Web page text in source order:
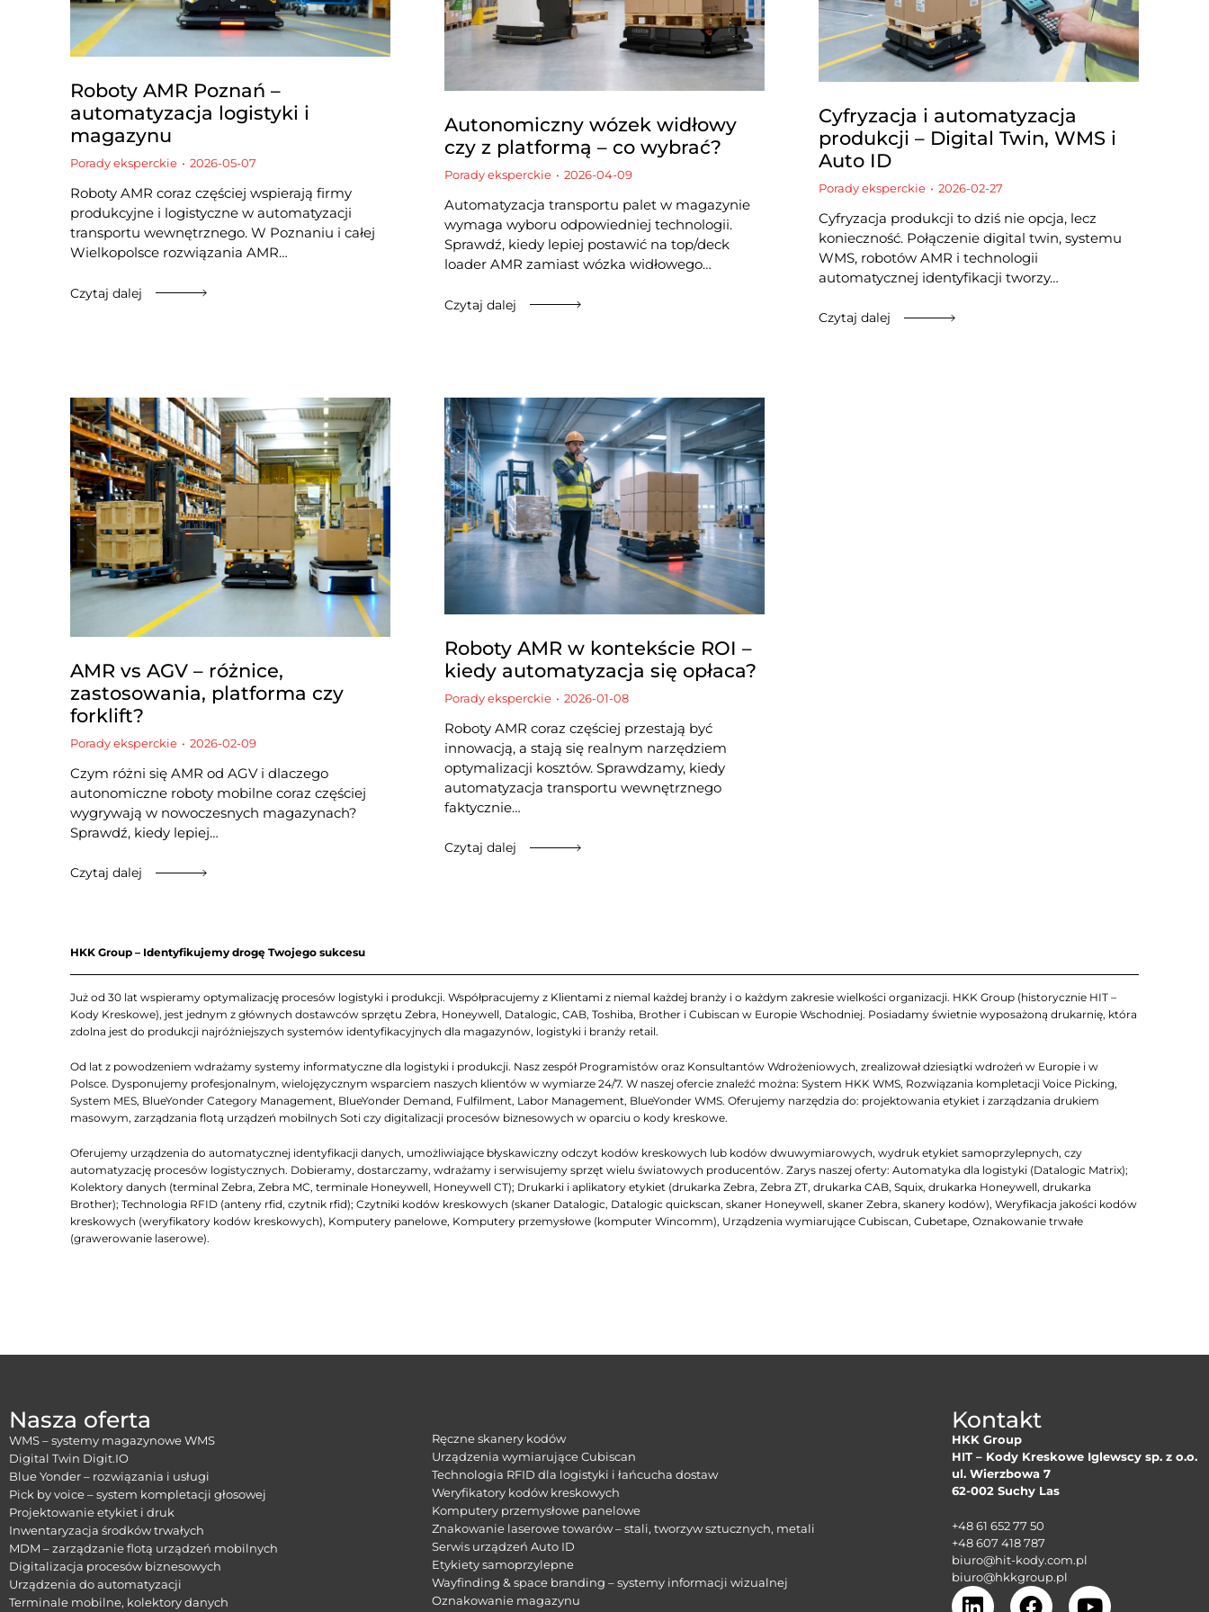
Roboty AMR Poznań –
automatyzacja logistyki i
magazynu
Porady eksperckie 2026-05-07
Roboty AMR coraz częściej wspierają firmy
produkcyjne i logistyczne w automatyzacji
transportu wewnętrznego. W Poznaniu i całej
Wielkopolsce rozwiązania AMR…
Czytaj dalej
Autonomiczny wózek widłowy
czy z platformą – co wybrać?
Porady eksperckie 2026-04-09
Automatyzacja transportu palet w magazynie
wymaga wyboru odpowiedniej technologii.
Sprawdź, kiedy lepiej postawić na top/deck
loader AMR zamiast wózka widłowego…
Czytaj dalej
Cyfryzacja i automatyzacja
produkcji – Digital Twin, WMS i
Auto ID
Porady eksperckie 2026-02-27
Cyfryzacja produkcji to dziś nie opcja, lecz
konieczność. Połączenie digital twin, systemu
WMS, robotów AMR i technologii
automatycznej identyfikacji tworzy…
Czytaj dalej
AMR vs AGV – różnice,
zastosowania, platforma czy
forklift?
Porady eksperckie 2026-02-09
Czym różni się AMR od AGV i dlaczego
autonomiczne roboty mobilne coraz częściej
wygrywają w nowoczesnych magazynach?
Sprawdź, kiedy lepiej…
Czytaj dalej
Roboty AMR w kontekście ROI –
kiedy automatyzacja się opłaca?
Porady eksperckie 2026-01-08
Roboty AMR coraz częściej przestają być
innowacją, a stają się realnym narzędziem
optymalizacji kosztów. Sprawdzamy, kiedy
automatyzacja transportu wewnętrznego
faktycznie…
Czytaj dalej
HKK Group – Identyfikujemy drogę Twojego sukcesu
Już od 30 lat wspieramy optymalizację procesów logistyki i produkcji. Współpracujemy z Klientami z niemal każdej branży i o każdym zakresie wielkości organizacji. HKK Group (historycznie HIT –
Kody Kreskowe), jest jednym z głównych dostawców sprzętu Zebra, Honeywell, Datalogic, CAB, Toshiba, Brother i Cubiscan w Europie Wschodniej. Posiadamy świetnie wyposażoną drukarnię, która
zdolna jest do produkcji najróżniejszych systemów identyfikacyjnych dla magazynów, logistyki i branży retail.
Od lat z powodzeniem wdrażamy systemy informatyczne dla logistyki i produkcji. Nasz zespół Programistów oraz Konsultantów Wdrożeniowych, zrealizował dziesiątki wdrożeń w Europie i w
Polsce. Dysponujemy profesjonalnym, wielojęzycznym wsparciem naszych klientów w wymiarze 24/7. W naszej ofercie znaleźć można: System HKK WMS, Rozwiązania kompletacji Voice Picking,
System MES, BlueYonder Category Management, BlueYonder Demand, Fulfilment, Labor Management, BlueYonder WMS. Oferujemy narzędzia do: projektowania etykiet i zarządzania drukiem
masowym, zarządzania flotą urządzeń mobilnych Soti czy digitalizacji procesów biznesowych w oparciu o kody kreskowe.
Oferujemy urządzenia do automatycznej identyfikacji danych, umożliwiające błyskawiczny odczyt kodów kreskowych lub kodów dwuwymiarowych, wydruk etykiet samoprzylepnych, czy
automatyzację procesów logistycznych. Dobieramy, dostarczamy, wdrażamy i serwisujemy sprzęt wielu światowych producentów. Zarys naszej oferty: Automatyka dla logistyki (Datalogic Matrix);
Kolektory danych (terminal Zebra, Zebra MC, terminale Honeywell, Honeywell CT); Drukarki i aplikatory etykiet (drukarka Zebra, Zebra ZT, drukarka CAB, Squix, drukarka Honeywell, drukarka
Brother); Technologia RFID (anteny rfid, czytnik rfid); Czytniki kodów kreskowych (skaner Datalogic, Datalogic quickscan, skaner Honeywell, skaner Zebra, skanery kodów), Weryfikacja jakości kodów
kreskowych (weryfikatory kodów kreskowych), Komputery panelowe, Komputery przemysłowe (komputer Wincomm), Urządzenia wymiarujące Cubiscan, Cubetape, Oznakowanie trwałe
(grawerowanie laserowe).
Nasza oferta
WMS – systemy magazynowe WMS
Digital Twin Digit.IO
Blue Yonder – rozwiązania i usługi
Pick by voice – system kompletacji głosowej
Projektowanie etykiet i druk
Inwentaryzacja środków trwałych
MDM – zarządzanie flotą urządzeń mobilnych
Digitalizacja procesów biznesowych
Urządzenia do automatyzacji
Terminale mobilne, kolektory danych
Ręczne skanery kodów
Urządzenia wymiarujące Cubiscan
Technologia RFID dla logistyki i łańcucha dostaw
Weryfikatory kodów kreskowych
Komputery przemysłowe panelowe
Znakowanie laserowe towarów – stali, tworzyw sztucznych, metali
Serwis urządzeń Auto ID
Etykiety samoprzylepne
Wayfinding & space branding – systemy informacji wizualnej
Oznakowanie magazynu
Kontakt
HKK Group
HIT – Kody Kreskowe Iglewscy sp. z o.o.
ul. Wierzbowa 7
62-002 Suchy Las
+48 61 652 77 50
+48 607 418 787
biuro@hit-kody.com.pl
biuro@hkkgroup.pl